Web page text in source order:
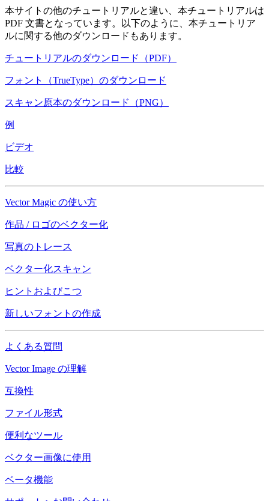
本サイトの他のチュートリアルと違い、本チュートリアルは
PDF 文書となっています。以下のように、本チュートリア
ルに関する他のダウンロードもあります。
チュートリアルのダウンロード（PDF）
フォント（TrueType）のダウンロード
スキャン原本のダウンロード（PNG）
例
ビデオ
比較
Vector Magic の使い方
作品 / ロゴのベクター化
写真のトレース
ベクター化スキャン
ヒントおよびこつ
新しいフォントの作成
よくある質問
Vector Image の理解
互換性
ファイル形式
便利なツール
ベクター画像に使用
ベータ機能